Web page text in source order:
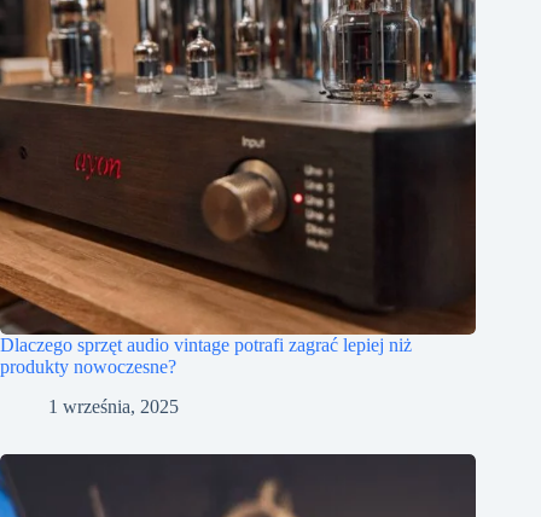
Dlaczego sprzęt audio vintage potrafi zagrać lepiej niż
produkty nowoczesne?
1 września, 2025